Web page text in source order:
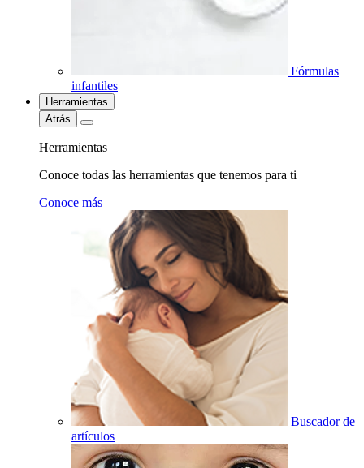
Fórmulas
infantiles
Herramientas
Atrás
Herramientas
Conoce todas las herramientas que tenemos para ti
Conoce más
Buscador de
artículos